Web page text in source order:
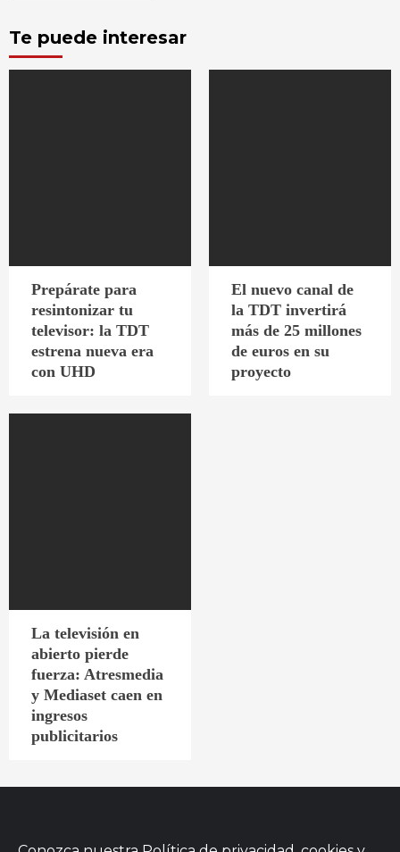
Te puede interesar
Prepárate para
resintonizar tu
televisor: la TDT
estrena nueva era
con UHD
El nuevo canal de
la TDT invertirá
más de 25 millones
de euros en su
proyecto
La televisión en
abierto pierde
fuerza: Atresmedia
y Mediaset caen en
ingresos
publicitarios